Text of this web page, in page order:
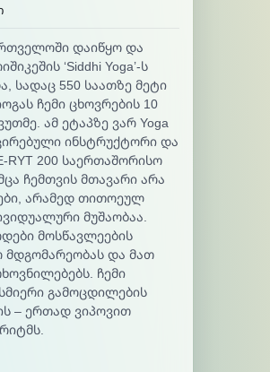
დაიწყო და
‘Siddhi Yoga’-ს
სადაც 550 საათზე მეტი
ჩემი ცხოვრების 10
ამ ეტაპზე ვარ Yoga
ინსტრუქტორი და
RYT 200 საერთაშორისო
ჩემთვის მთავარი არა
არამედ თითოეულ
მუშაობაა.
მოსწავლეების
და მათ
ჩემი
გამოცდილების
– ერთად ვიპოვით